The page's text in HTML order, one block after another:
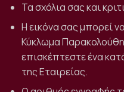
Τα σχόλια σας και
Η εικόνα σας μπορεί
Κύκλωμα
επισκέπτεστε ένα
της Εταιρείας.